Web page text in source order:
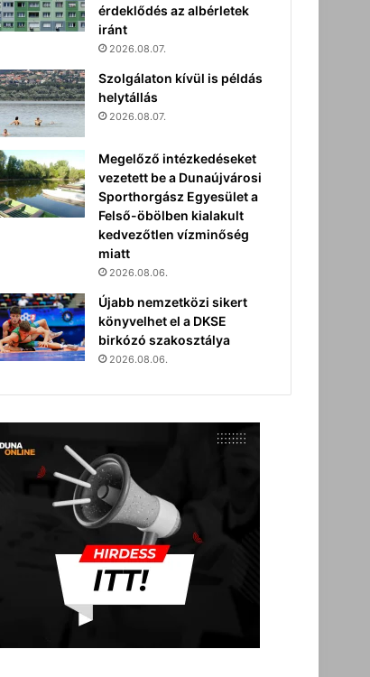
érdeklődés az albérletek
iránt
2026.08.07.
Szolgálaton kívül is példás
helytállás
2026.08.07.
Megelőző intézkedéseket
vezetett be a Dunaújvárosi
Sporthorgász Egyesület a
Felső-öbölben kialakult
kedvezőtlen vízminőség
miatt
2026.08.06.
Újabb nemzetközi sikert
könyvelhet el a DKSE
birkózó szakosztálya
2026.08.06.